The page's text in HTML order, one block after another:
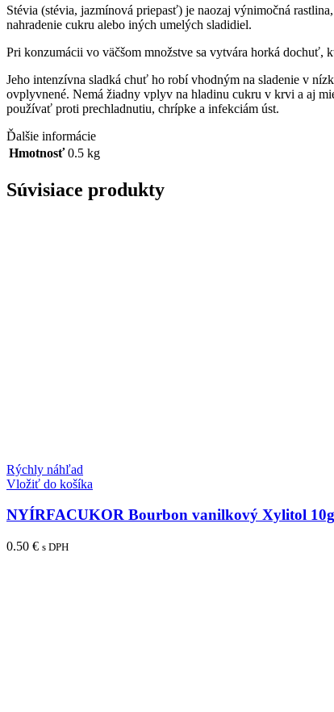
Stévia (stévia, jazmínová priepasť) je naozaj výnimočná
nahradenie cukru alebo iných umelých sladidiel.
Pri konzumácii vo väčšom množstve sa vytvára horká dochuť,
Jeho intenzívna sladká chuť ho robí vhodným na sladenie v
ovplyvnené. Nemá žiadny vplyv na hladinu cukru v krvi a aj
používať proti prechladnutiu, chrípke a infekciám úst.
Ďalšie informácie
Hmotnosť 0.5 kg
Súvisiace produkty
Rýchly náhľad
Vložiť do košíka
NYÍRFACUKOR Bourbon vanilkový Xylitol 10g
0.50 € s DPH